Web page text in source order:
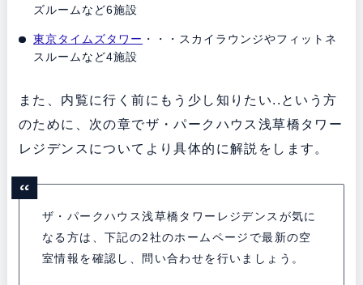
ズルームなど6施設
東京タイムズタワー ・・・スカイラウンジやフィットネ
スルームなど4施設
また、内覧に行く前にもう少し知りたい..という方
のために、次の章でザ・パークハウス浅草橋タワー
レジデンスについてより具体的に解説をします。
ザ・パークハウス浅草橋タワーレジデンスが気に
なる方は、下記の2社のホームページで最新の空
室情報を確認し、問い合わせを行いましょう。